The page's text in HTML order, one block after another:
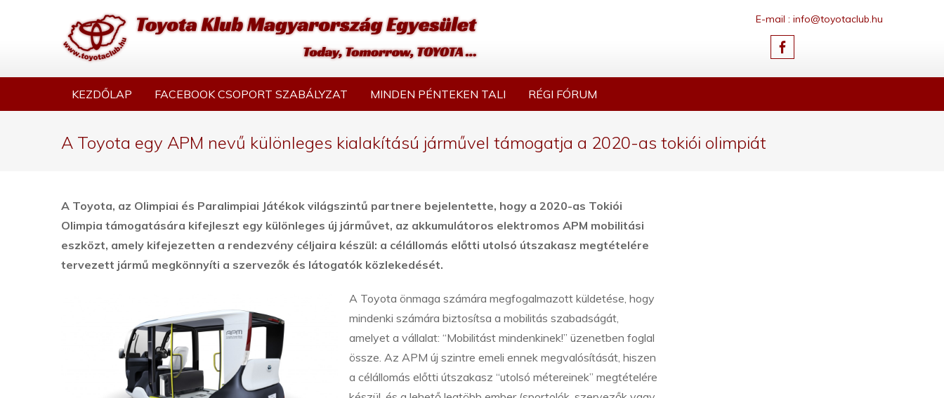
E-mail : info@toyotaclub.hu
KEZDŐLAP FACEBOOK CSOPORT SZABÁLYZAT MINDEN PÉNTEKEN TALI RÉGI FÓRUM
A Toyota egy APM nevű különleges kialakítású járművel támogatja a 2020-as tokiói olimpiát
A Toyota, az Olimpiai és Paralimpiai Játékok világszintű partnere bejelentette, hogy a 2020-as Tokiói
Olimpia támogatására kifejleszt egy különleges új járművet, az akkumulátoros elektromos APM mobilitási
eszközt, amely kifejezetten a rendezvény céljaira készül: a célállomás előtti utolsó útszakasz megtételére
tervezett jármű megkönnyíti a szervezők és látogatók közlekedését.
A Toyota önmaga számára megfogalmazott küldetése, hogy
mindenki számára biztosítsa a mobilitás szabadságát,
amelyet a vállalat: “Mobilitást mindenkinek!” üzenetben foglal
össze. Az APM új szintre emeli ennek megvalósítását, hiszen
a célállomás előtti útszakasz “utolsó métereinek” megtételére